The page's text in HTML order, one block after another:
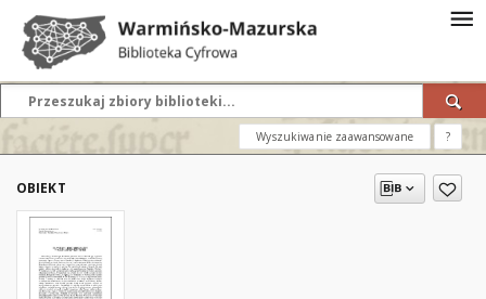
Wyszukiwanie zaawansowane ?
OBIEKT